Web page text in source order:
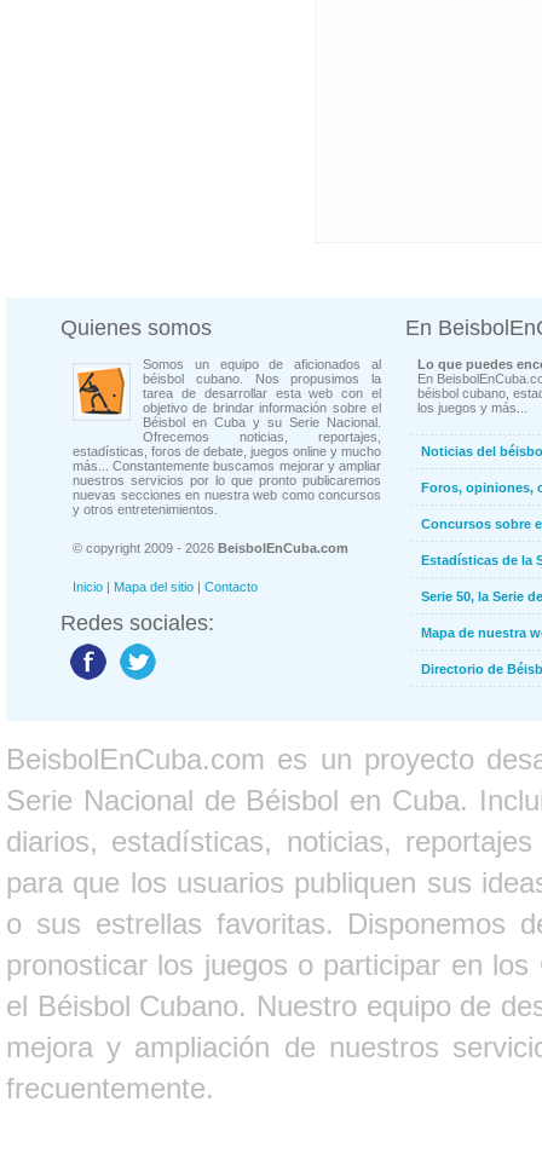
Quienes somos
Somos un equipo de aficionados al
béisbol cubano. Nos propusimos la
tarea de desarrollar esta web con el
objetivo de brindar información sobre el
Béisbol en Cuba y su Serie Nacional.
Ofrecemos noticias, reportajes,
estadísticas, foros de debate, juegos online y mucho
más... Constantemente buscamos mejorar y ampliar
nuestros servicios por lo que pronto publicaremos
nuevas secciones en nuestra web como concursos
y otros entretenimientos.
© copyright 2009 - 2026 BeisbolEnCuba.com
Inicio | Mapa del sitio | Contacto
Redes sociales:
En
Lo que puedes
En
béisbol cubano,
los juegos y más...
Noticias del
Foros, opiniones,
Concursos sobre
Estadísticas de la
Serie 50, la Serie
Mapa de nuestra
Directorio de
BeisbolEnCuba.com es un proyecto
Serie Nacional de Béisbol en Cuba.
diarios, estadísticas, noticias,
para que los usuarios publiquen sus
o sus estrellas favoritas. Disponemos
pronosticar los juegos o participar en
el Béisbol Cubano. Nuestro equipo de
mejora y ampliación de nuestros
frecuentemente.